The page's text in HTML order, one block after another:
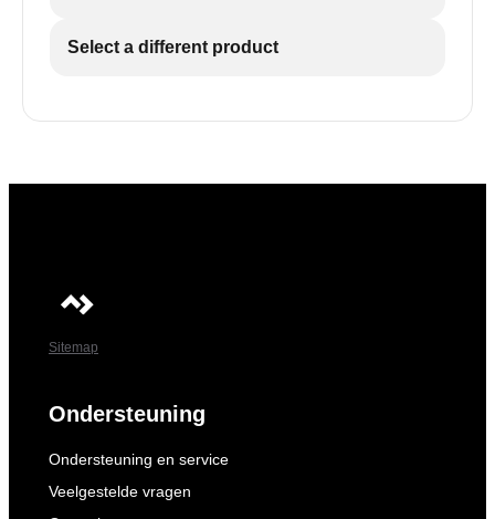
Select a different product
Sitemap
Ondersteuning
Ondersteuning en service
Veelgestelde vragen